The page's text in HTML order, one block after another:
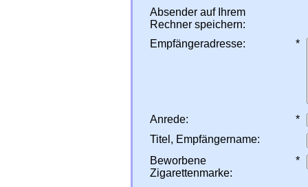
Absender auf Ihrem
Rechner speichern:
Empfängeradresse:
*
Anrede:
*
Titel, Empfängername:
Beworbene
Zigarettenmarke:
*